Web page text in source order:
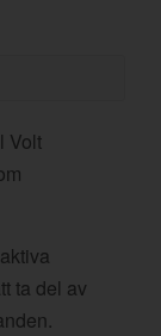
Volt
ta del av